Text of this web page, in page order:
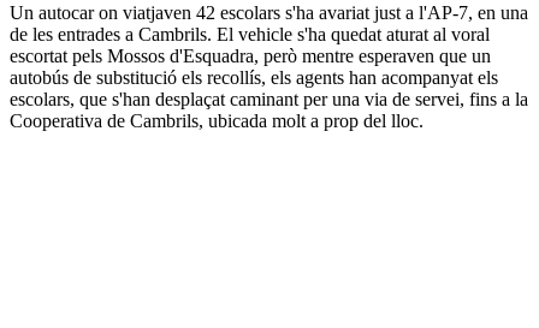
Un autocar on viatjaven 42 escolars s'ha avariat just a l'AP-7, en una
de les entrades a Cambrils. El vehicle s'ha quedat aturat al voral
escortat pels Mossos d'Esquadra, però mentre esperaven que un
autobús de substitució els recollís, els agents han acompanyat els
escolars, que s'han desplaçat caminant per una via de servei, fins a la
Cooperativa de Cambrils, ubicada molt a prop del lloc.